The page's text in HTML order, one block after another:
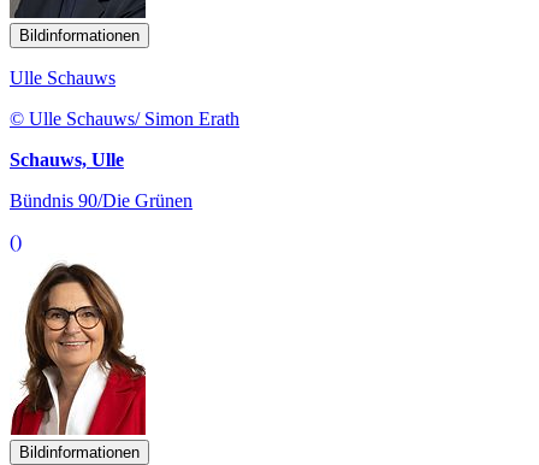
Bildinformationen
Ulle Schauws
© Ulle Schauws/ Simon Erath
Schauws, Ulle
Bündnis 90/Die Grünen
()
Bildinformationen